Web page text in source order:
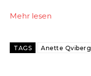
Mehr lesen
TAGS Anette Qviberg